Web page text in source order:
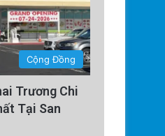
Cộng Đồng
Trương Chi
Tại San